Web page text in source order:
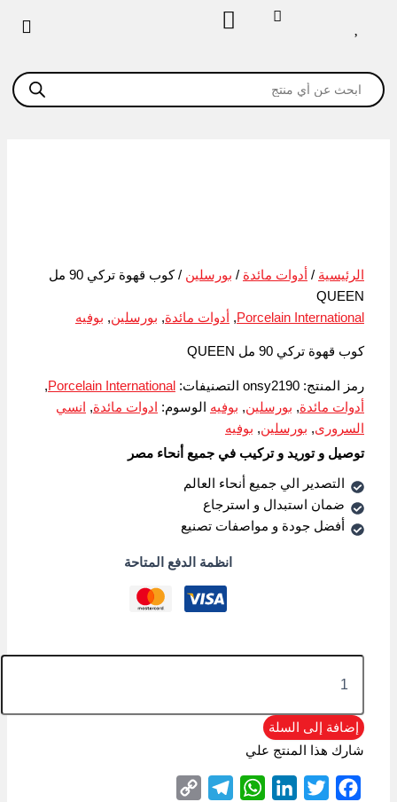
Products
search
الرئيسية / أدوات مائدة / بورسلين
/ كوب قهوة تركي 90 مل
QUEEN
Porcelain International
, أدوات مائدة, بورسلين, بوفيه
كوب قهوة تركي 90 مل QUEEN
رمز المنتج:onsy2190 التصنيفات: Porcelain International
,
أدوات مائدة, بورسلين, بوفيه الوسوم: ادوات مائدة,
انسي
السرورى, بورسلين, بوفيه
توصيل و توريد و تركيب في جميع أنحاء مصر
التصدير الي جميع أنحاء العالم
ضمان استبدال و استرجاع
أفضل جودة و مواصفات تصنيع
انظمة الدفع المتاحة
مل
إضافة إلى السلة
شارك هذا المنتج علي
Facebook
Twitter
LinkedIn
WhatsApp
Telegram